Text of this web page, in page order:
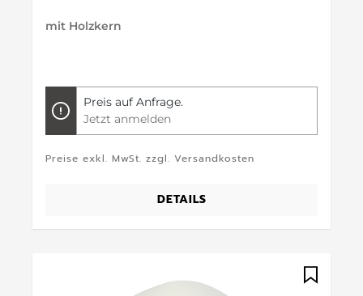
mit Holzkern
Preis auf Anfrage.
Jetzt anmelden
Preise exkl. MwSt. zzgl. Versandkosten
DETAILS